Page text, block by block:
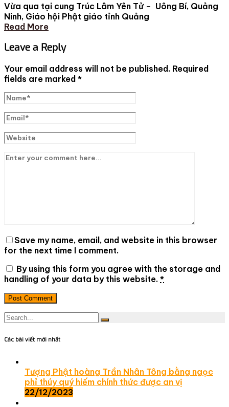
Vừa qua tại cung Trúc Lâm Yên Tử – Uông Bí, Quảng
Ninh, Giáo hội Phật giáo tỉnh Quảng
Read More
Leave a Reply
Your email address will not be published. Required
fields are marked *
Save my name, email, and website in this browser
for the next time I comment.
By using this form you agree with the storage and
handling of your data by this website. *
Post Comment
Các bài viết mới nhất
Tượng Phật hoàng Trần Nhân Tông bằng ngọc
phỉ thúy quý hiếm chính thức được an vị
22/12/2023